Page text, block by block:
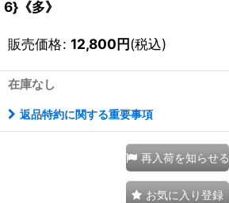
6}《多》
販売価格: 12,800円(税込)
在庫なし
返品特約に関する重要事項
再入荷を知らせる
お気に入り登録